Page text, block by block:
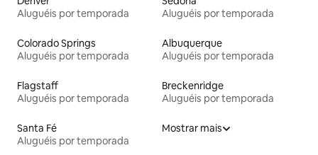
Aluguéis por temporada
Aluguéis por temporada
Colorado Springs
Aluguéis por temporada
Albuquerque
Aluguéis por temporada
Flagstaff
Aluguéis por temporada
Breckenridge
Aluguéis por temporada
Santa Fé
Aluguéis por temporada
Mostrar mais